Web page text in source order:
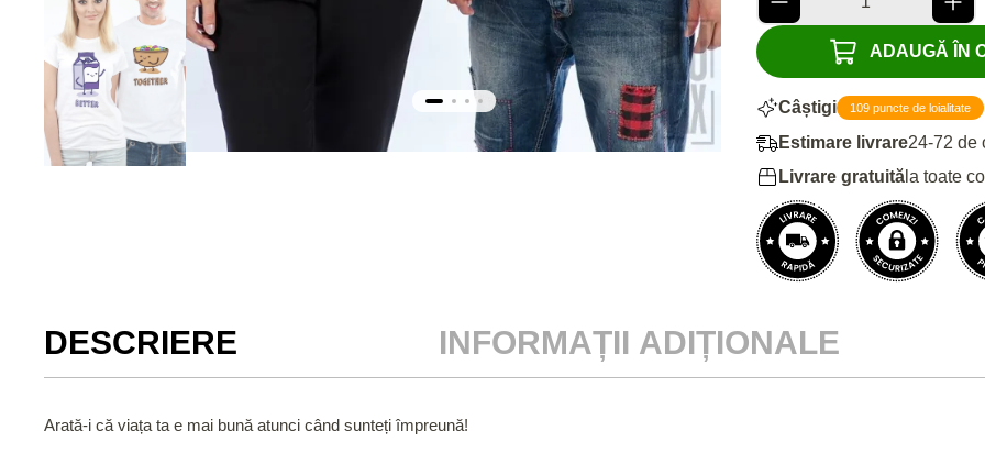
ADAUGĂ ÎN
Câștigi 109 puncte de loialitate
Estimare livrare24-72 de
Livrare gratuită la toate
DESCRIERE INFORMAȚII ADIȚIONALE
Arată-i că viața ta e mai bună atunci când sunteți împreună!